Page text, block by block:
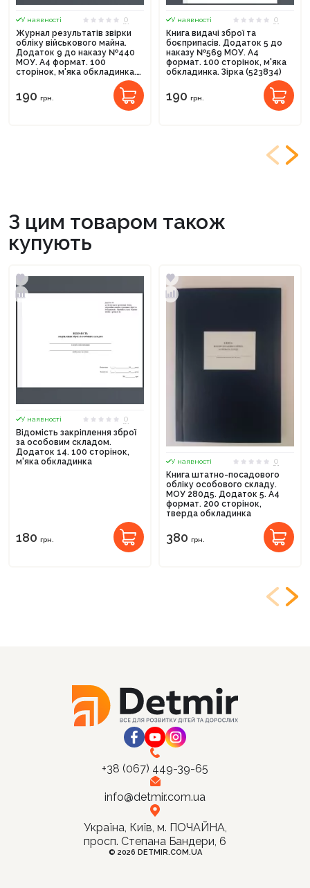
У наявності
0
Журнал результатів звірки
обліку військового майна.
Додаток 9 до наказу №440
МОУ. А4 формат. 100
сторінок, м'яка обкладинка.
190 грн.
У наявності
0
Книга видачі зброї та
боєприпасів. Додаток 5 до
наказу №569 МОУ. А4
формат. 100 сторінок, м'яка
обкладинка. Зірка (523834)
190 грн.
З цим товаром також
купують
У наявності
0
Відомість закріплення зброї
за особовим складом.
Додаток 14. 100 сторінок,
м'яка обкладинка
180 грн.
У наявності
0
Книга штатно-посадового
обліку особового складу.
МОУ 280д5. Додаток 5. А4
формат. 200 сторінок,
тверда обкладинка
380 грн.
+38 (067) 449-39-65
info@detmir.com.ua
Україна, Київ, м. ПОЧАЙНА,
просп. Степана Бандери, 6
© 2026 DETMIR.COM.UA